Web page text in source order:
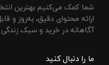
شما کمک می‌کنیم بهترین
ارائه محتوای دقیق، به‌روز و
آگاهانه در خرید و سبک
ما را دنبال کنید